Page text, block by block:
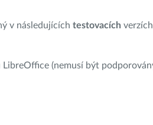
v následujících testovacích
(nemusí být